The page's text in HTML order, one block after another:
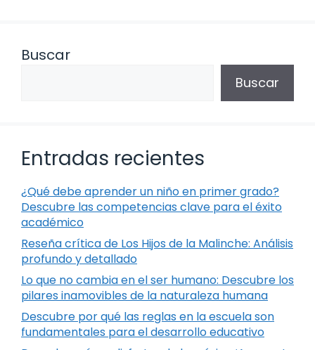
Buscar
Buscar
Entradas recientes
¿Qué debe aprender un niño en primer grado?
Descubre las competencias clave para el éxito
académico
Reseña crítica de Los Hijos de la Malinche: Análisis
profundo y detallado
Lo que no cambia en el ser humano: Descubre los
pilares inamovibles de la naturaleza humana
Descubre por qué las reglas en la escuela son
fundamentales para el desarrollo educativo